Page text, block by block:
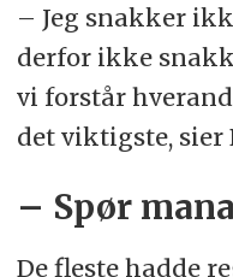
– Jeg snakker
derfor ikke
vi forstår
det viktigste, sier
– Spør
De fleste hadde